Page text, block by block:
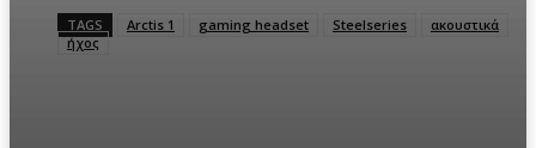
TAGS Arctis 1 gaming headset Steelseries
ακουστικά
ήχος